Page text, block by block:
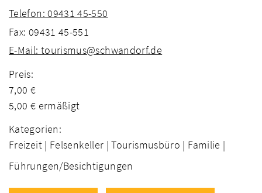
Telefon: 09431 45-550
Fax: 09431 45-551
E-Mail: tourismus@schwandorf.de
Preis:
7,00 €
5,00 € ermäßigt
Kategorien:
Freizeit | Felsenkeller | Tourismusbüro | Familie |
Führungen/Besichtigungen